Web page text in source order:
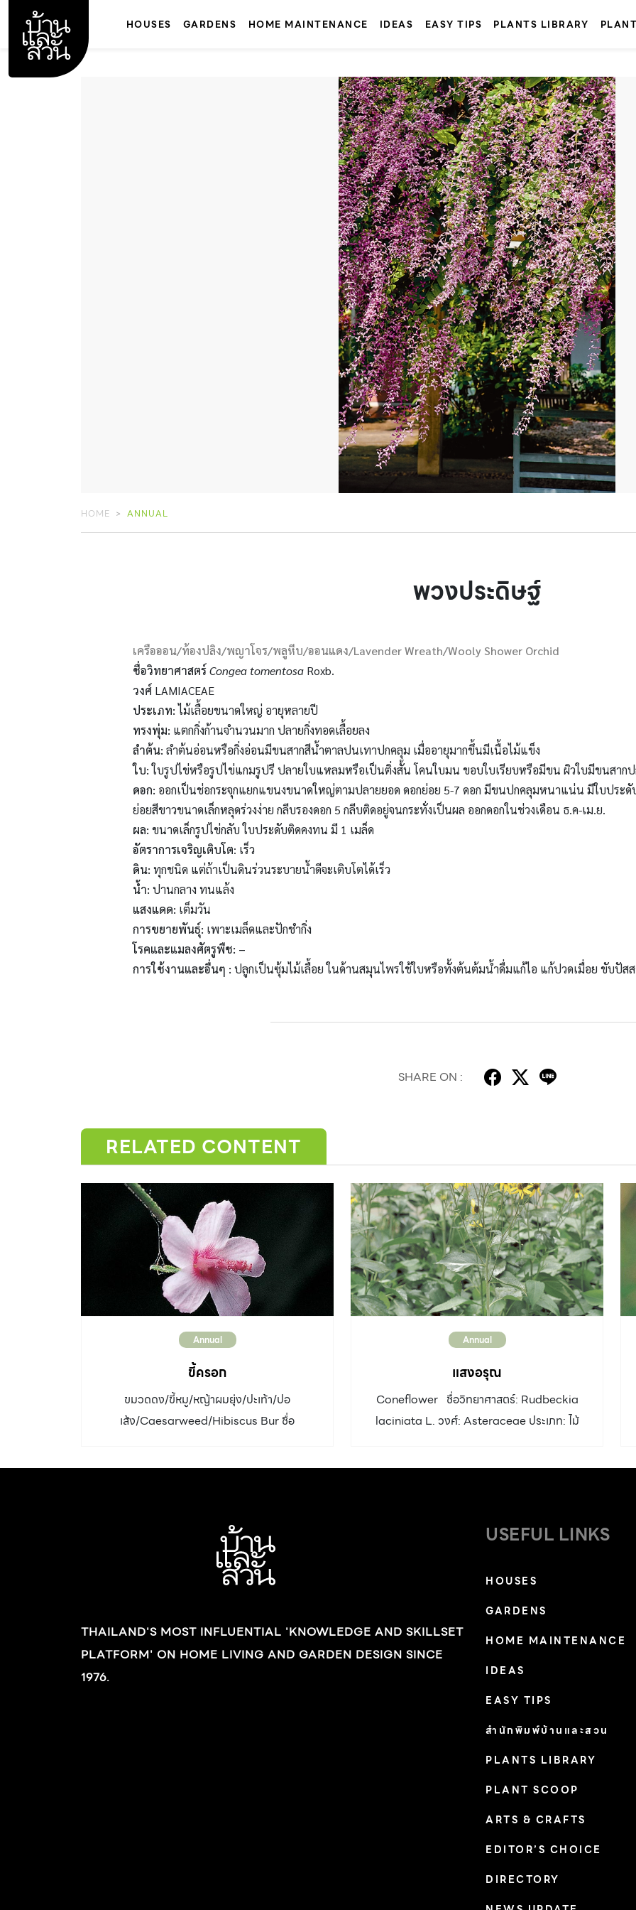
content
HOUSES GARDENS HOME MAINTENANCE IDEAS EASY TIPS PLANTS LIBRARY
HOME ANNUAL
พวงประดิษฐ์
เครือออน/ท้องปลิง/พญาโจร/พลูหีบ/ออนแดง/Lavender Wreath/Wooly Shower Orchid
ชื่อวิทยาศาสตร์Congea tomentosa Roxb.
วงศ์ LAMIACEAE
ประเภท:ไม้เลื้อยขนาดใหญ่ อายุหลายปี
ทรงพุ่ม: แตกกิ่งก้านจำนวนมาก ปลายกิ่งทอดเลื้อยลง
ลำต้น: ลำต้นอ่อนหรือกิ่งอ่อนมีขนสากสีน้ำตาลปนเทาปกคลุม เมื่ออายุมากขึ้นมีเนื้อไม้แข็ง
ใบ:ใบรูปไข่หรือรูปไข่แกมรูปรี ปลายใบแหลมหรือเป็นติ่งสั้น โคนใบมน ขอบใบเรียบหรือมีขน ผิวใบมีขนสาก
ดอก: ออกเป็นช่อกระจุกแยกแขนงขนาดใหญ่ตามปลายยอด ดอกย่อย 5-7 ดอก มีขนปกคลุมหนาแน่น มีใบประ
ย่อยสีขาวขนาดเล็กหลุดร่วงง่าย กลีบรองดอก 5 กลีบติดอยู่จนกระทั่งเป็นผล ออกดอกในช่วงเดือน ธ.ค-เม.ย.
ผล: ขนาดเล็กรูปไข่กลับ ใบประดับติดคงทน มี 1 เมล็ด
อัตราการเจริญเติบโต: เร็ว
ดิน: ทุกชนิด แต่ถ้าเป็นดินร่วนระบายน้ำดีจะเติบโตได้เร็ว
น้ำ: ปานกลาง ทนแล้ง
แสงแดด: เต็มวัน
การขยายพันธุ์: เพาะเมล็ดและปักชำกิ่ง
โรคและแมลงศัตรูพืช: –
การใช้งานและอื่นๆ : ปลูกเป็นซุ้มไม้เลื้อย ในด้านสมุนไพรใช้ใบหรือทั้งต้นต้มน้ำดื่มแก้ไอ แก้ปวดเมื่อย ขับปัสส
SHARE ON :
RELATED CONTENT
Annual
ขี้ครอก
ขมวดดง/ขี้หมู/หญ้าผมยุ่ง/ปะเท้า/ปอ
เส้ง/Caesarweed/Hibiscus Bur ชื่อ
มีขนปกคลุมหนาแน่น ดอก: สีชมพูอมม่วง 5 กลีบ
คล้ายดอกชบา ออกดอกเกือบตลอดปี ผล: กลม
ผิวมีหนามเหนียว อัตราการเจริญเติบโต: เร็ว ดิน:
ทั่วไป น้ำ: ปานกลาง -มาก แสงแดด: ตลอดวัน
ริมทางทั่วไปที่มีแดดจัด เป็นสมุนไพร ใบ ต้มน้ำจิบ
แก้ไอ และขับเสมหะ ราก ถอนพิษไข้ ตัวร้อน ฯลฯ
Annual
แสงอรุณ
Coneflower ชื่อวิทยาศาสตร์: Rudbeckia
laciniata L. วงศ์: Asteraceae ประเภท: ไม้
ดอก: ดอกออกเป็นช่อกระจุกเดี่ยว ก้านช่อดอกยาว
รูปโดม สีน้ำตาลเข้ม ดอกบาน 1-2 วัน กลีบดอกสี
เหลืองจะทยอยร่วงไป เหลือแต่ดอกวงในที่นูนเป็น
รูปโดม จึงเป็นที่มาของชื่อ Coneflower ซึ่งจะคง
รูปอยู่อย่างนั้นจนติดเมล็ดแล้วร่วงไป อัตราการ
เจริญเติบโต: เร็ว ดิน: ชอบดินร่วนปนทรายระบาย
THAILAND'S MOST INFLUENTIAL 'KNOWLEDGE AND SKILLSET
PLATFORM' ON HOME LIVING AND GARDEN DESIGN SINCE
1976.
USEFUL LINKS
HOUSES
GARDENS
HOME MAINTENANCE
IDEAS
EASY TIPS
สำนักพิมพ์บ้านและสวน
PLANTS LIBRARY
PLANT SCOOP
ARTS & CRAFTS
EDITOR’S CHOICE
DIRECTORY